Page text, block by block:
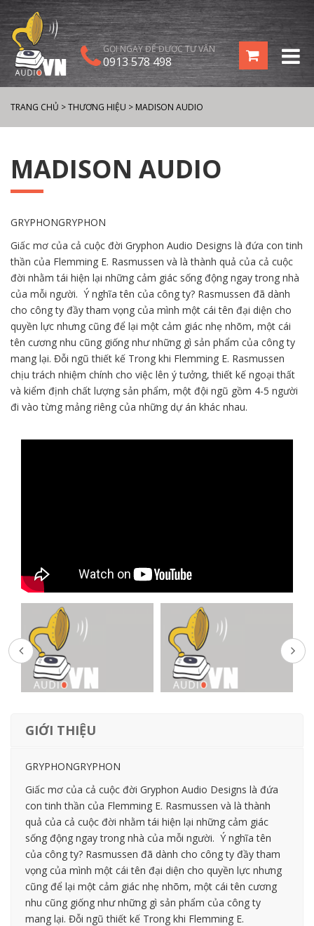
GỌI NGAY ĐỂ ĐƯỢC TƯ VẤN
0913 578 498
TRANG CHỦ >THƯƠNG HIỆU > MADISON AUDIO
MADISON AUDIO
GRYPHONGRYPHON
Giấc mơ của cả cuộc đời Gryphon Audio Designs là đứa con tinh
thần của Flemming E. Rasmussen và là thành quả của cả cuộc
đời nhằm tái hiện lại những cảm giác sống động ngay trong nhà
của mỗi người. Ý nghĩa tên của công ty? Rasmussen đã dành
cho công ty đầy tham vọng của mình một cái tên đại diện cho
quyền lực nhưng cũng để lại một cảm giác nhẹ nhõm, một cái
tên cương nhu cũng giống như những gì sản phẩm của công ty
mang lại. Đỗi ngũ thiết kế Trong khi Flemming E. Rasmussen
chịu trách nhiệm chính cho việc lên ý tưởng, thiết kế ngoại thất
và kiểm định chất lượng sản phẩm, một đội ngũ gồm 4-5 người
đi vào từng mảng riêng của những dự án khác nhau.
GIỚI THIỆU
GRYPHONGRYPHON
Giấc mơ của cả cuộc đời Gryphon Audio Designs là đứa
con tinh thần của Flemming E. Rasmussen và là thành
quả của cả cuộc đời nhằm tái hiện lại những cảm giác
sống động ngay trong nhà của mỗi người. Ý nghĩa tên
của công ty? Rasmussen đã dành cho công ty đầy tham
vọng của mình một cái tên đại diện cho quyền lực nhưng
cũng để lại một cảm giác nhẹ nhõm, một cái tên cương
nhu cũng giống như những gì sản phẩm của công ty
mang lại. Đỗi ngũ thiết kế Trong khi Flemming E.